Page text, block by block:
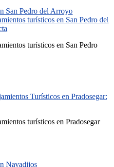
turísticos en San Pedro del
turísticos en San Pedro
Turísticos en Pradosegar:
turísticos en Pradosegar